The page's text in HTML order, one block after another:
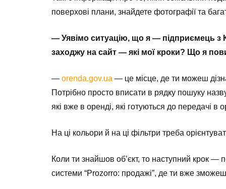
поверхові плани, знайдете фотографії та
— Уявімо ситуацію, що я — підприємець з
заходжу на сайт — які мої кроки? Що я
— orenda.gov.ua — це місце, де ти можеш
Потрібно просто вписати в рядку пошуку
які вже в оренді, які готуються до передачі
На ці кольори й на ці фільтри треба
Коли ти знайшов об’єкт, то наступний крок —
системи “Prozorro: продажі”, де ти вже